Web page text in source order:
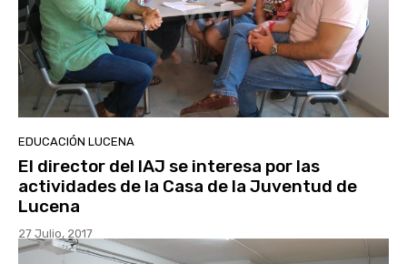
EDUCACIÓN LUCENA
El director del IAJ se interesa por las
actividades de la Casa de la Juventud de
Lucena
27 Julio, 2017